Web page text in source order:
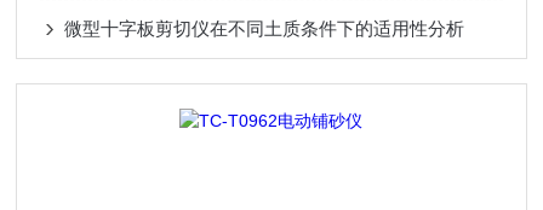
微型十字板剪切仪在不同土质条件下的适用性分析